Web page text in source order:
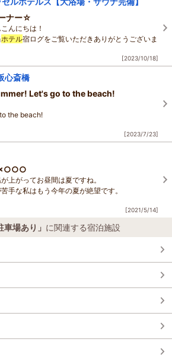
ナー☆
んにちは！
ホテル宿ログをご覧いただきありがとうございま
たちの
ート☆
[2023/10/18]
心斎橋
Let's go to the beach!
the beach!
time in 4 years :D
[2023/7/23]
×○○○
上がってお昼間は夏ですね。
手な私はもう今年の夏が絶望です。
間もない私が一度訪れてはまったものをご紹介い
[2021/5/14]
車場あり」 に関連する宿泊施設